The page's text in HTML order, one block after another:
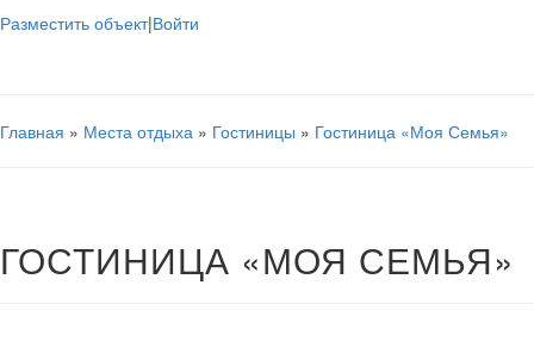
Разместить объект|Войти
Главная » Места отдыха » Гостиницы » Гостиница «Моя Семья»
ГОСТИНИЦА «МОЯ СЕМЬЯ»